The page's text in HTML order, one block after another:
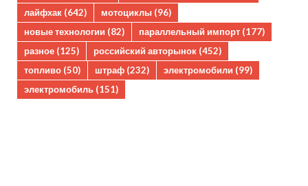
лайфхак (642) мотоциклы (96)
новые технологии (82) параллельный импорт (177)
разное (125) российский авторынок (452)
топливо (50) штраф (232) электромобили (99)
электромобиль (151)